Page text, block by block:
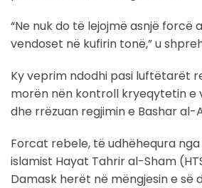
“Ne nuk do të lejojmë asnjë forcë
vendoset në kufirin tonë,” u
Ky veprim ndodhi pasi luftëtarët
morën nën kontroll kryeqytetin e
dhe rrëzuan regjimin e Bashar al-
Forcat rebele, të udhëhequra
islamist Hayat Tahrir al-Sham
Damask herët në mëngjesin e së